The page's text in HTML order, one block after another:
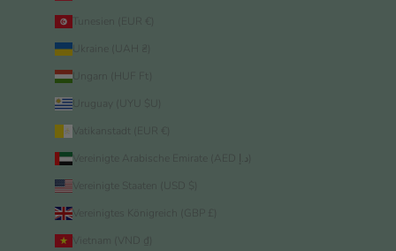
Tunesien (EUR €)
Ukraine (UAH ₴)
Ungarn (HUF Ft)
Uruguay (UYU $U)
Vatikanstadt (EUR €)
Vereinigte Staaten (USD $)
Vereinigtes Königreich (GBP £)
Vietnam (VND ₫)